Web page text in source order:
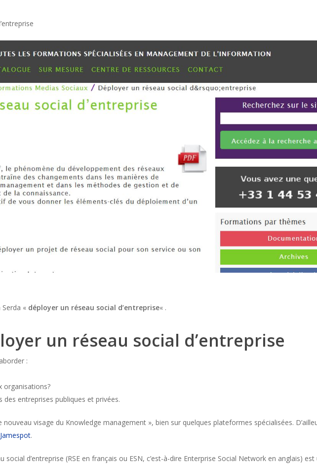
Serda « déployer un réseau social d’entreprise« .
un réseau social d’entreprise
:
organisations?
entreprises publiques et privées.
nouveau visage du Knowledge management », bien sur quelques plateformes spécialisées.
Jamespot.
social d’entreprise (RSE en français ou ESN, c’est-à-dire Enterprise Social Network en anglais)